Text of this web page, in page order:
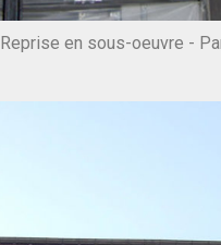
Reprise en sous-oeuvre -